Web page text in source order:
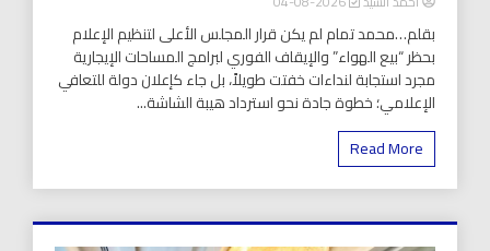
بقلم…محمد تمام لم يكن قرار المجلس الأعلى لتنظيم الإعلام
بحظر “بيع الهواء” والإيقاف الفوري لبرامج المساحات الإيجارية
مجرد استجابة لنداءات خفتت طويلاً، بل جاء كإعلان دولة للتعافي
الإعلامي؛ خطوة جادة نحو استرداد هيبة الشاشة...
Read More